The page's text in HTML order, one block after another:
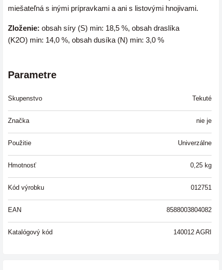
miešateľná s inými prípravkami a ani s listovými hnojivami.
Zloženie: obsah síry (S) min: 18,5 %, obsah draslíka
(K2O) min: 14,0 %, obsah dusíka (N) min: 3,0 %
Parametre
Skupenstvo Tekuté
Značka nie je
Použitie Univerzálne
Hmotnosť 0,25 kg
Kód výrobku 012751
EAN 8588003804082
Katalógový kód 140012 AGRI